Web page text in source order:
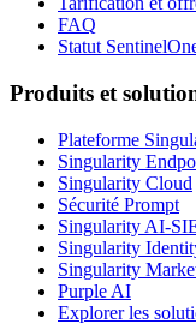
FAQ
Statut
Produits et
Plateforme
Singularity
Singularity Cloud
Sécurité Prompt
Singularity AI-
Singularity
Singularity
Purple AI
Explorer les